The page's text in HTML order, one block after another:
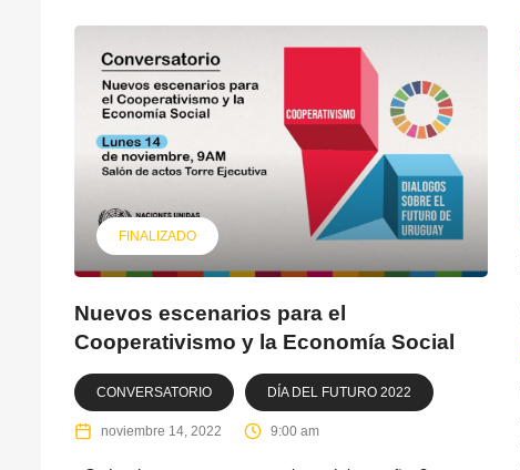
FINALIZADO
Nuevos escenarios para el
Cooperativismo y la Economía Social
CONVERSATORIO DÍA DEL FUTURO 2022
noviembre 14, 2022 9:00 am